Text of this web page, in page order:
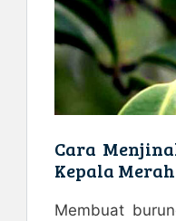
Cara
Kepala Merah
Membuat